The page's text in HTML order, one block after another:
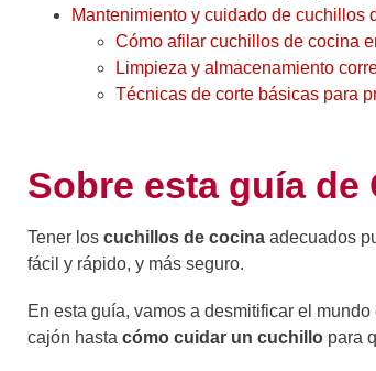
Mantenimiento y cuidado de cuchillos
Cómo afilar cuchillos de cocina
Limpieza y almacenamiento
Técnicas de corte básicas para
Sobre esta guía
Tener los cuchillos de cocina adecuados
fácil y rápido, y más seguro.
En esta guía, vamos a desmitificar el
cajón hasta cómo cuidar un cuchillo para